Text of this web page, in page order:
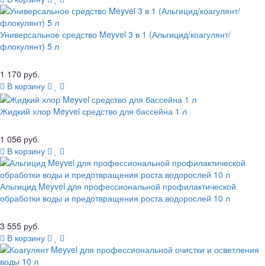
Универсальное средство Meyvel 3 в 1 (Альгицид/коагулянт/
флокулянт) 5 л
1 170 руб.
В корзину
Жидкий хлор Meyvel средство для бассейна 1 л
1 056 руб.
В корзину
Альгицид Meyvel для профессиональной профилактической
обработки воды и предотвращения роста водорослей 10 л
3 555 руб.
В корзину